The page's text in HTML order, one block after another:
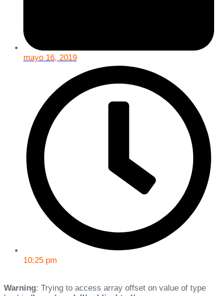
mayo 16, 2019
10:25 pm
Warning: Trying to access array offset on value of type